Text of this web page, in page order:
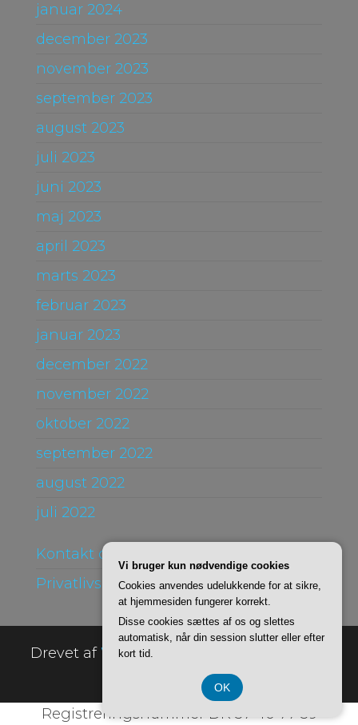
januar 2024
december 2023
november 2023
september 2023
august 2023
juli 2023
juni 2023
maj 2023
april 2023
marts 2023
februar 2023
januar 2023
december 2022
november 2022
oktober 2022
september 2022
august 2022
juli 2022
Kontakt og Om
Privatlivspolitik
Drevet afWordPress
Registreringsnummer DK 37 40 77 39
Vi bruger kun nødvendige cookies
Cookies anvendes udelukkende for at sikre,
at hjemmesiden fungerer korrekt.
Disse cookies sættes af os og slettes
automatisk, når din session slutter eller efter
kort tid.
OK